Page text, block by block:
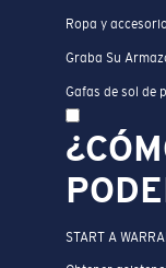
Ropa y
Graba Su
Gafas de sol de
START A